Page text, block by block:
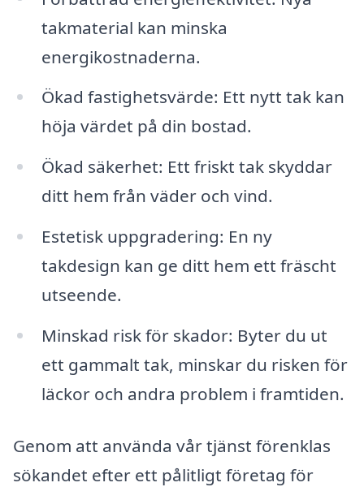
takmaterial kan minska
energikostnaderna.
Ökad fastighetsvärde: Ett nytt tak kan
höja värdet på din bostad.
Ökad säkerhet: Ett friskt tak skyddar
ditt hem från väder och vind.
Estetisk uppgradering: En ny
takdesign kan ge ditt hem ett fräscht
utseende.
Minskad risk för skador: Byter du ut
ett gammalt tak, minskar du risken för
läckor och andra problem i framtiden.
Genom att använda vår tjänst förenklas
sökandet efter ett pålitligt företag för